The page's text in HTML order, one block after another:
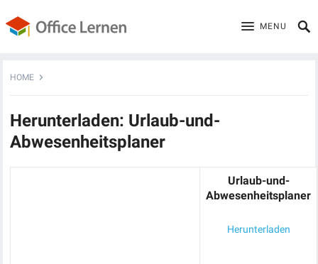
MENU
HOME
Herunterladen: Urlaub-und-
Abwesenheitsplaner
Urlaub-und-
Abwesenheitsplaner
Herunterladen